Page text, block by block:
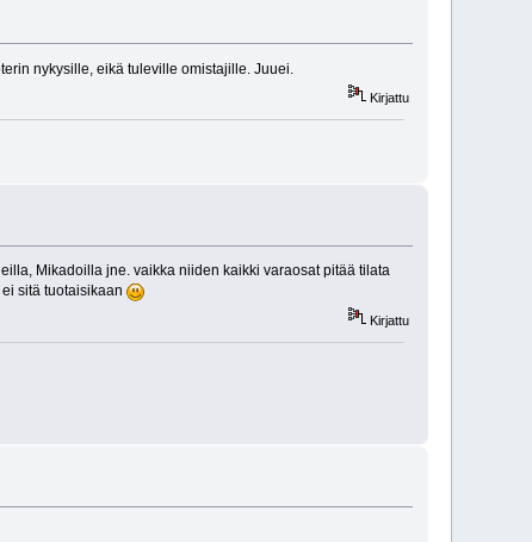
nykysille, eikä tuleville omistajille. Juuei.
Kirjattu
Mikadoilla jne. vaikka niiden kaikki varaosat pitää tilata
sitä tuotaisikaan
Kirjattu